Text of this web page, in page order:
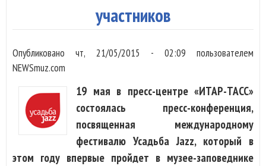
участников
Опубликованочт, 21/05/2015 - 02:09 пользователем
NEWSmuz.com
19 мая в пресс-центре «ИТАР-ТАСС»
состоялась пресс-конференция,
посвященная международному
фестивалю Усадьба Jazz, который в
этом году впервые пройдет в музее-заповеднике